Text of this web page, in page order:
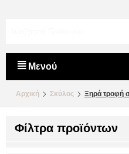
Μενού
Αρχική Σκύλος Ξηρά τροφή
Φίλτρα προϊόντων